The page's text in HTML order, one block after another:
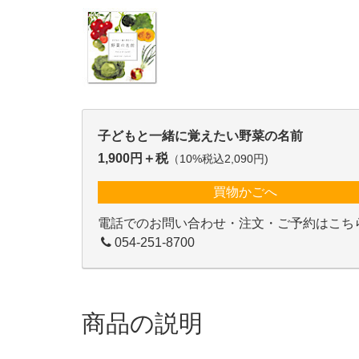
子どもと一緒に覚えたい野菜の名前
1,900円＋税（10%税込2,090円)
買物かごへ
電話でのお問い合わせ・注文・ご予約はこち
054-251-8700
商品の説明